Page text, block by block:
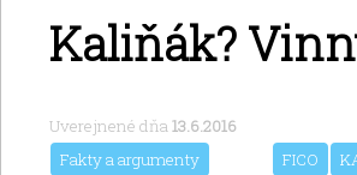
O MNE
Kaliňák?
Uverejnené dňa13.6.2016
Fakty a argumenty
FICO